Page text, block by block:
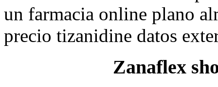
un farmacia online plano
precio tizanidine datos
Zanaflex